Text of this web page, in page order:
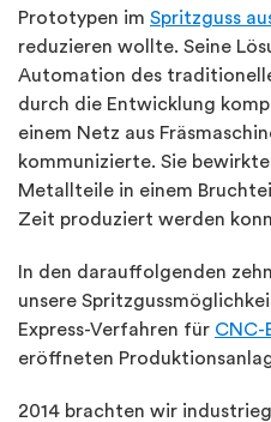
Prototypen im Spritzguss
reduzieren wollte. Seine
Automation des
durch die Entwicklung
einem Netz aus
kommunizierte. Sie
Metallteile in einem
Zeit produziert werden
In den darauffolgenden
unsere
Express-Verfahren für CNC-
eröffneten
2014 brachten wir